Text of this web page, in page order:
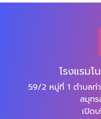
โรงแรม
59/2 หมู่ที่ 1 ตำบลท่
สมุท
เปิด